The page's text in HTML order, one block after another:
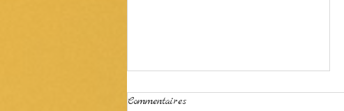
Les filles
Commentaires